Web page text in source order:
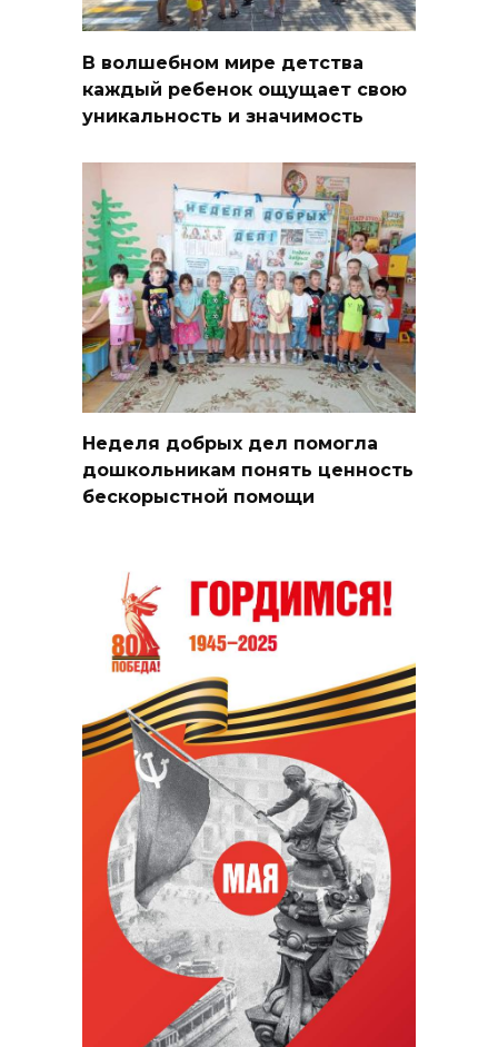
В волшебном мире детства
каждый ребенок ощущает свою
уникальность и значимость
Неделя добрых дел помогла
дошкольникам понять ценность
бескорыстной помощи